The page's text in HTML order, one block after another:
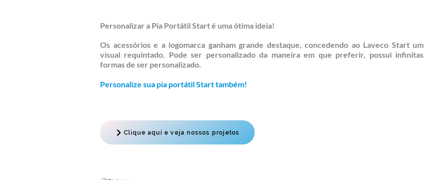
Personalizar a Pia Portátil Start é uma ótima ideia!
Os acessórios e a logomarca ganham grande destaque, concedendo ao Laveco Start um
visual requintado. Pode ser personalizado da maneira em que preferir, possuiinfinitas
formas de ser personalizado.
Personalize sua pia portátil Start também!
Clique aqui e veja nossos projetos